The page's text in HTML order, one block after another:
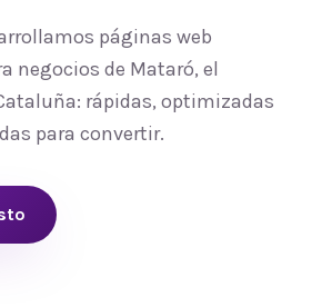
páginas web
negocios de Mataró, el
rápidas, optimizadas
para convertir.